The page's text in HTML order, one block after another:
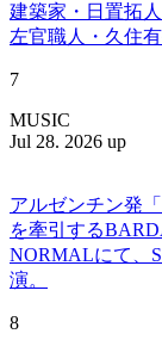
建築家・日置拓
左官職人・久住
7
MUSIC
Jul 28. 2026 up
アルゼンチン発
を牽引する
NORMALにて、
演。
8